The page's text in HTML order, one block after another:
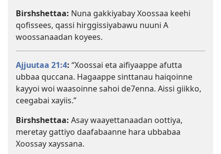
Birshshettaa: Nuna gakkiyabay Xoossaa keehi
qofissees, qassi hirggissiyabawu nuuni A
woossanaadan koyees.
Ajjuutaa 21:4: “Xoossai eta aifiyaappe afutta
ubbaa quccana. Hagaappe sinttanau haiqoinne
kayyoi woi waasoinne sahoi de7enna. Aissi giikko,
ceegabai xayiis.”
Birshshettaa: Asay waayettanaadan oottiya,
meretay gattiyo daafabaanne hara ubbabaa
Xoossay xayssana.